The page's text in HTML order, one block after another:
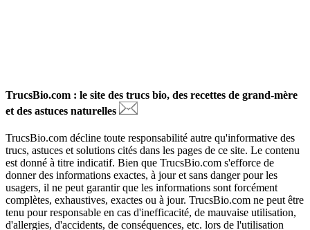
TrucsBio.com : le site des trucs bio, des recettes de grand-mère
et des astuces naturelles
TrucsBio.com décline toute responsabilité autre qu'informative des
trucs, astuces et solutions cités dans les pages de ce site. Le contenu
est donné à titre indicatif. Bien que TrucsBio.com s'efforce de
donner des informations exactes, à jour et sans danger pour les
usagers, il ne peut garantir que les informations sont forcément
complètes, exhaustives, exactes ou à jour. TrucsBio.com ne peut être
tenu pour responsable en cas d'inefficacité, de mauvaise utilisation,
d'allergies, d'accidents, de conséquences, etc. lors de l'utilisation